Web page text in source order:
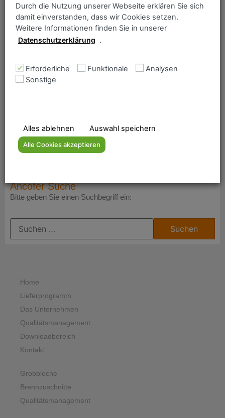
Ancofer Suche
Bitte geben Sie einen Suchbegriff ein:
P460NL2
RAEX® 400
Home
Lieferprogramm
Das Unternehmen
Qualitätsmanagement
Downloadbereich
Kontakt
Grobbleche
Brennzuschnitte
Qualitätsmanagement
Durch die Nutzung unserer Webseite erklären Sie sich
damit einverstanden, dass wir Cookies setzen.
Weitere Informationen finden Sie in unserer
Datenschutzerklärung .
Erforderliche Funktionale
Analysen
Sonstige
Alles ablehnen Auswahl speichern
Alle Cookies akzeptieren